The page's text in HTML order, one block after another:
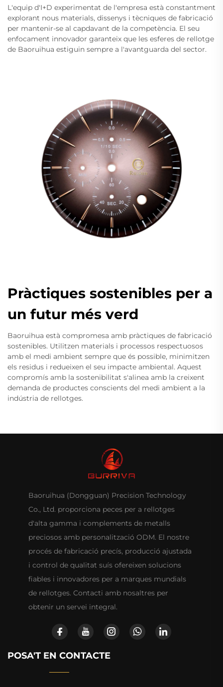
L'equip d'I+D experimentat de l'empresa està constantment
explorant nous materials, dissenys i tècniques de fabricació
per mantenir-se al capdavant de la competència. El seu
enfocament innovador garanteix que les esferes de rellotge
de Baoruihua estiguin sempre a l'avantguarda del sector.
Pràctiques sostenibles per a
un futur més verd
Baoruihua està compromesa amb pràctiques de fabricació
sostenibles. Utilitzen materials i processos respectuosos
amb el medi ambient sempre que és possible, minimitzen
els residus i redueixen el seu impacte ambiental. Aquest
compromís amb la sostenibilitat s'alinea amb la creixent
demanda de productes conscients del medi ambient a la
indústria de rellotges.
Baoruihua (Dongguan) Precision Technology
Co., Ltd. proporciona peces per a rellotges
d'alta gamma i complements de metalls
preciosos amb personalització ODM. El nostre
procés de fabricació precís, producció ajustada
i control de qualitat suís ofereixen solucions
fiables i innovadores per a marques mundials
de rellotges. Contacti amb nosaltres per
obtenir un servei integral.
POSA'T EN CONTACTE